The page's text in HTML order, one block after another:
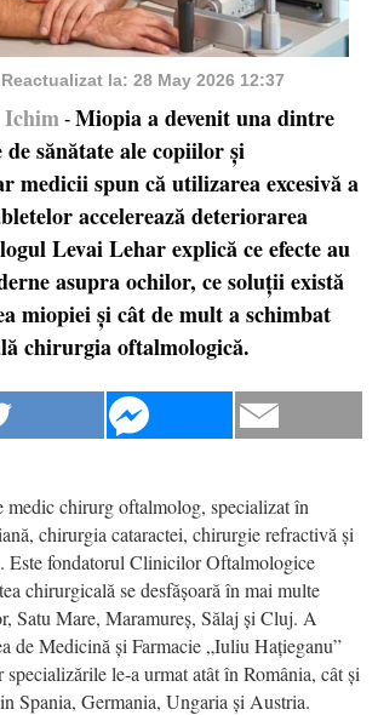
Reactualizat la: 28 May 2026 12:37
Ichim - Miopia a devenit una dintre
sănătate ale copiilor și
medicii spun că utilizarea excesivă a
accelerează deteriorarea
Levai Lehar explică ce efecte au
asupra ochilor, ce soluții există
miopiei și cât de mult a schimbat
chirurgia oftalmologică.
medic chirurg oftalmolog, specializat în
chirurgia cataractei, chirurgie refractivă și
Este fondatorul Clinicilor Oftalmologice
chirurgicală se desfășoară în mai multe
Satu Mare, Maramureș, Sălaj și Cluj. A
de Medicină și Farmacie „Iuliu Hațieganu”
le-a urmat atât în România, cât și
Spania, Germania, Ungaria și Austria.